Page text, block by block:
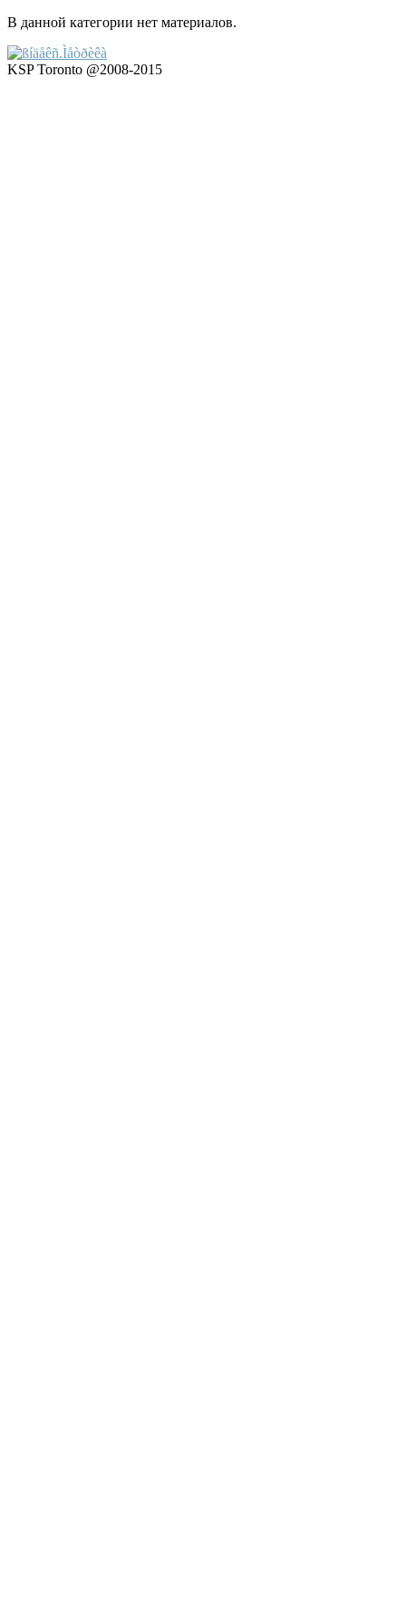
В данной категории нет материалов.
KSP Toronto @2008-2015